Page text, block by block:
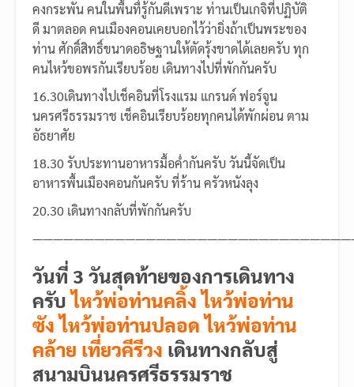
คงกระพัน คนในพื้นทื่รู้กันดีเพราะ ท่านเป็นเกจิที่ปฏิบัติ
ดี มาตลอด คนเมืองคอนเคยบอกไว้ว่ายิ่งถ้าเป็นพระของ
ท่าน ศักดิ์สิทธิ์ขนาดอธิษฐานให้ตัดรุ้งขาดได้เลยครับ ทุก
คนไหว้ขอพรกันเรียบร้อย เดินทางไปที่พักกันครับ
16.30เดินทางไปเช็คอินที่โรงแรม แกรนด์ ฟอร์จูน
นครศรีธรรมราช เช็คอินเรียบร้อยทุกคนได้พักผ่อน ตาม
อัธยาศัย
18.30 รับประทานอาหารมื้อค่ำกันครับ วันนี้จัดเป็น
อาหารพื้นเมืองคอนกันครับ ที่ร้าน ครัวหนังลุง
20.30 เดินทางกลับที่พักกันครับ
วันที่ 3 วันสุดท้ายของการเดินทาง
ครับไหว้พ่อท่านคลิ้ง ไหว้พ่อท่าน
ซัง ไหว้พ่อท่านปลอด ไหว้พ่อท่าน
คล้าย เที่ยวคีรีวง เดินทางกลับสู่
สนามบินนครศรีธรรมราช